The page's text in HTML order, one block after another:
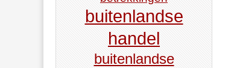
buitenlandse
handel
buitenlandse